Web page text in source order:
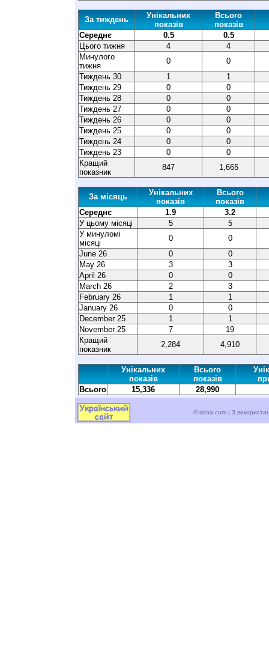
За тиждень
Унікальних
показів
Всього
показів
Середнє
0.5
0.5
Цього тижня
4
4
Минулого
тижня
0
0
Тиждень 30
1
1
Тиждень 29
0
0
Тиждень 28
0
0
Тиждень 27
0
0
Тиждень 26
0
0
Тиждень 25
0
0
Тиждень 24
0
0
Тиждень 23
0
0
Кращий
показник
847 1,665
За місяць
Унікальних
показів
Всього
показів
Середнє
1.9
3.2
У цьому місяці
5
5
У минуломі
місяці
0
0
June 26
0
0
May 26
3
3
April 26
0
0
March 26
2
3
February 26
1
1
January 26
0
0
December 25
1
1
November 25
7
19
Кращий
показник
2,284 4,910
Унікальних
показів
Всього
показів
Всього
15,336 28,990
© ridna.com | З